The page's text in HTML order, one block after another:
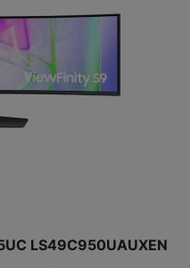
LS49C950UAUXEN